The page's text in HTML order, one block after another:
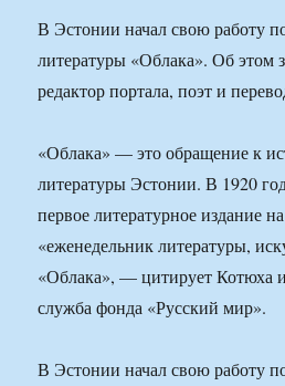
В Эстонии начал свою работу
литературы «Облака». Об этом
редактор портала, поэт и
«Облака» — это обращение к
литературы Эстонии. В 1920
первое литературное издание
«еженедельник литературы,
«Облака», — цитирует Котюха
служба фонда «Русский мир».
В Эстонии начал свою работу